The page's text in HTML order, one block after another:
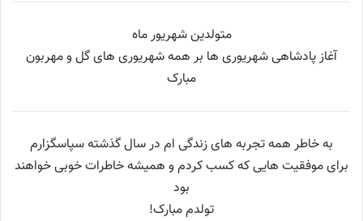
متولدین شهریور ماه
آغاز پادشاهی شهریوری ها بر همه شهریوری های گل و مهربون
مبارک
به خاطر همه تجربه های زندگی ام در سال گذشته سپاسگزارم
برای موفقیت هایی که کسب کردم و همیشه خاطرات خوبی خواهند
بود
تولدم مبارک!